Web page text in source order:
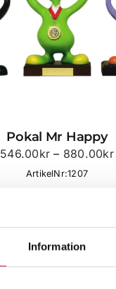
Information
Pokal Mr Happy
546.00kr – 880.00kr
ArtikelNr:1207